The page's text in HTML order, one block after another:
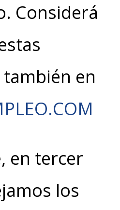
Considerá
en
en tercer
los